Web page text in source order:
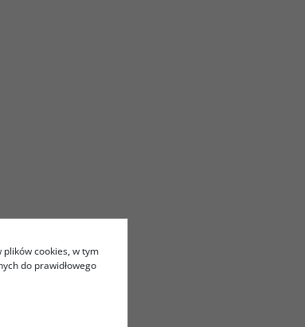
plików cookies, w tym
do prawidłowego